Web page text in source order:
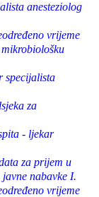
anesteziolog
vrijeme
mikrobiološku
specijalista
za
- ljekar
za prijem u
nabavke I.
vrijeme